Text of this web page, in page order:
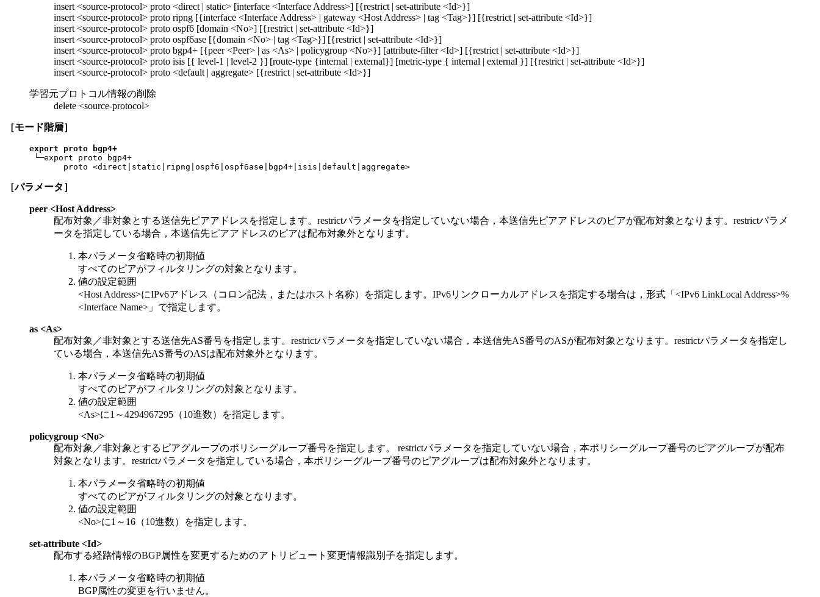
insert <source-protocol> proto <direct | static> [interface <Interface Address>] [{restrict | set-attribute <Id>}]
insert <source-protocol> proto ripng [{interface <Interface Address> | gateway <Host Address> | tag <Tag>}] [{restrict | set-attribute <Id>}]
insert <source-protocol> proto ospf6 [domain <No>] [{restrict | set-attribute <Id>}]
insert <source-protocol> proto ospf6ase [{domain <No> | tag <Tag>}] [{restrict | set-attribute <Id>}]
insert <source-protocol> proto bgp4+ [{peer <Peer> | as <As> | policygroup <No>}] [attribute-filter <Id>] [{restrict | set-attribute <Id>}]
insert <source-protocol> proto isis [{ level-1 | level-2 }] [route-type {internal | external}] [metric-type { internal | external }] [{restrict | set-attribute <Id>}]
insert <source-protocol> proto <default | aggregate> [{restrict | set-attribute <Id>}]
学習元プロトコル情報の削除
delete <source-protocol>
［モード階層］
export proto bgp4+
└─export proto bgp4+
       proto <direct|static|ripng|ospf6|ospf6ase|bgp4+|isis|default|aggregate>
［パラメータ］
peer <Host Address>
配布対象／非対象とする送信先ピアアドレスを指定します。restrictパラメータを指定していない場合，本送信先ピアアドレスのピアが配布対象となります。restrictパラメ
ータを指定している場合，本送信先ピアアドレスのピアは配布対象外となります。
本パラメータ省略時の初期値
すべてのピアがフィルタリングの対象となります。
値の設定範囲
<Host Address>にIPv6アドレス（コロン記法，またはホスト名称）を指定します。IPv6リンクローカルアドレスを指定する場合は，形式「<IPv6 LinkLocal Address>%
<Interface Name>」で指定します。
as <As>
配布対象／非対象とする送信先AS番号を指定します。restrictパラメータを指定していない場合，本送信先AS番号のASが配布対象となります。restrictパラメータを指定し
ている場合，本送信先AS番号のASは配布対象外となります。
本パラメータ省略時の初期値
すべてのピアがフィルタリングの対象となります。
値の設定範囲
<As>に1～4294967295（10進数）を指定します。
policygroup <No>
配布対象／非対象とするピアグループのポリシーグループ番号を指定します。 restrictパラメータを指定していない場合，本ポリシーグループ番号のピアグループが配布
対象となります。restrictパラメータを指定している場合，本ポリシーグループ番号のピアグループは配布対象外となります。
本パラメータ省略時の初期値
すべてのピアがフィルタリングの対象となります。
値の設定範囲
<No>に1～16（10進数）を指定します。
set-attribute <Id>
配布する経路情報のBGP属性を変更するためのアトリビュート変更情報識別子を指定します。
本パラメータ省略時の初期値
BGP属性の変更を行いません。